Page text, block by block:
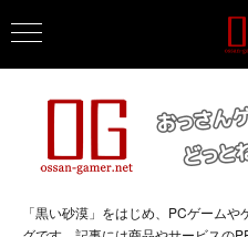
「黒い砂漠」をはじめ、PCゲーム